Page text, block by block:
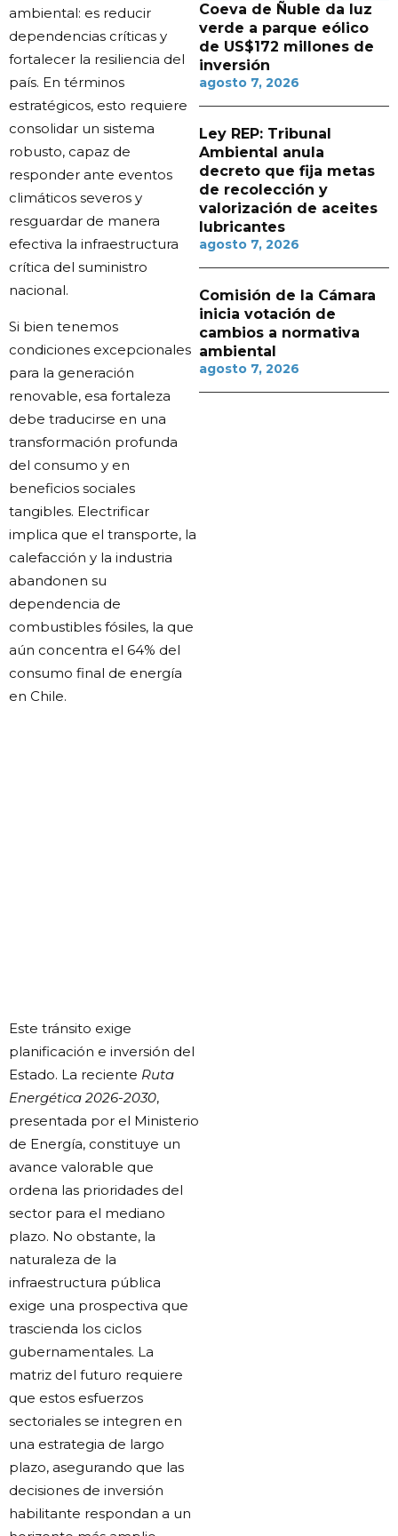
ambiental: es reducir
dependencias críticas y
fortalecer la resiliencia del
país. En términos
estratégicos, esto requiere
consolidar un sistema
robusto, capaz de
responder ante eventos
climáticos severos y
resguardar de manera
efectiva la infraestructura
crítica del suministro
nacional.
Si bien tenemos
condiciones excepcionales
para la generación
renovable, esa fortaleza
debe traducirse en una
transformación profunda
del consumo y en
beneficios sociales
tangibles. Electrificar
implica que el transporte, la
calefacción y la industria
abandonen su
dependencia de
combustibles fósiles, la que
aún concentra el 64% del
consumo final de energía
en Chile.
Este tránsito exige
planificación e inversión del
Estado. La reciente Ruta
Energética 2026-2030,
presentada por el Ministerio
de Energía, constituye un
avance valorable que
ordena las prioridades del
sector para el mediano
plazo. No obstante, la
naturaleza de la
infraestructura pública
exige una prospectiva que
trascienda los ciclos
gubernamentales. La
matriz del futuro requiere
que estos esfuerzos
sectoriales se integren en
una estrategia de largo
plazo, asegurando que las
decisiones de inversión
habilitante respondan a un
Coeva de Ñuble da luz
verde a parque eólico
de US$172 millones de
inversión
agosto 7, 2026
Ley REP: Tribunal
Ambiental anula
decreto que fija metas
de recolección y
valorización de aceites
lubricantes
agosto 7, 2026
Comisión de la Cámara
inicia votación de
cambios a normativa
ambiental
agosto 7, 2026